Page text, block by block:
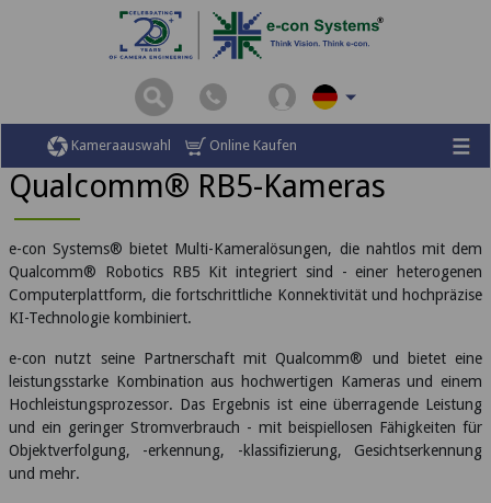
Kameraauswahl Online Kaufen
Startseite Qualcomm®-Kameras Qualcomm® RB5-Kameras
Qualcomm® RB5-Kameras
e-con Systems® bietet Multi-Kameralösungen, die nahtlos mit dem
Qualcomm® Robotics RB5 Kit integriert sind - einer heterogenen
Computerplattform, die fortschrittliche Konnektivität und hochpräzise
KI-Technologie kombiniert.
e-con nutzt seine Partnerschaft mit Qualcomm® und bietet eine
leistungsstarke Kombination aus hochwertigen Kameras und einem
Hochleistungsprozessor. Das Ergebnis ist eine überragende Leistung
und ein geringer Stromverbrauch - mit beispiellosen Fähigkeiten für
Objektverfolgung, -erkennung, -klassifizierung, Gesichtserkennung
und mehr.